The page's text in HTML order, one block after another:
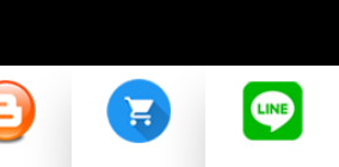
2026 © BSTHAILAND